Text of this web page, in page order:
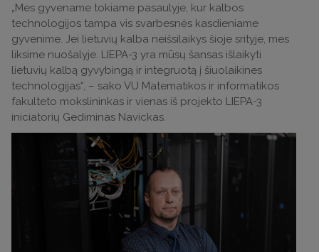
„Mes gyvename tokiame pasaulyje, kur kalbos
technologijos tampa vis svarbesnės kasdieniame
gyvenime. Jei lietuvių kalba neišsilaikys šioje srityje, mes
liksime nuošalyje. LIEPA-3 yra mūsų šansas išlaikyti
lietuvių kalbą gyvybingą ir integruotą į šiuolaikines
technologijas“, – sako VU Matematikos ir informatikos
fakulteto mokslininkas ir vienas iš projekto LIEPA-3
iniciatorių Gediminas Navickas.